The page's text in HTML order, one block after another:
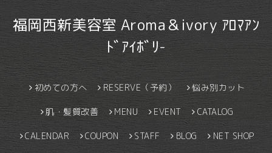
福岡西新美容室 Aroma＆ivory ｱﾛﾏｱﾝ
ﾄﾞｱｲﾎﾞﾘ-
初めての方へ RESERVE（予約） 悩み別カット
肌・髪質改善 MENU EVENT CATALOG
CALENDAR COUPON STAFF BLOG NET SHOP